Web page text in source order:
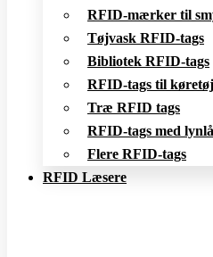
RFID-mærker til
Tøjvask RFID-tags
Bibliotek RFID-tags
RFID-tags til
Træ RFID tags
RFID-tags med
Flere RFID-tags
RFID Læsere